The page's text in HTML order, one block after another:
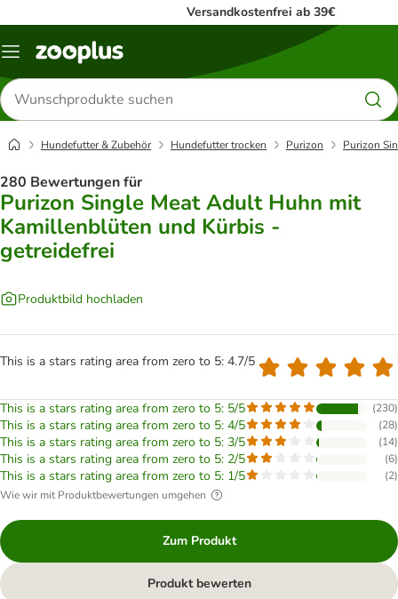
Versandkostenfrei ab 39€
Menü
Produkte
suchen
Hundefutter & Zubehör Hundefutter trocken Purizon Purizon
280 Bewertungen für
Purizon Single Meat Adult Huhn mit
Kamillenblüten und Kürbis -
getreidefrei
Produktbild hochladen
This is a stars rating area from zero to 5: 4.7/5
This is a stars rating area from zero to 5: 5/5 (230)
This is a stars rating area from zero to 5: 4/5 (28)
This is a stars rating area from zero to 5: 3/5 (14)
This is a stars rating area from zero to 5: 2/5 (6)
This is a stars rating area from zero to 5: 1/5 (2)
Wie wir mit Produktbewertungen umgehen
Zum Produkt
Produkt bewerten